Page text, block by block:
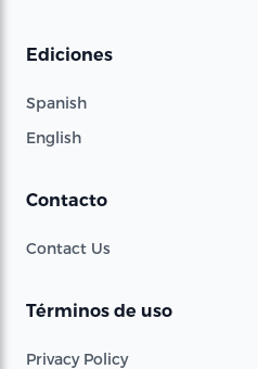
Ediciones
Spanish
English
Contacto
Contact Us
Términos de uso
Privacy Policy